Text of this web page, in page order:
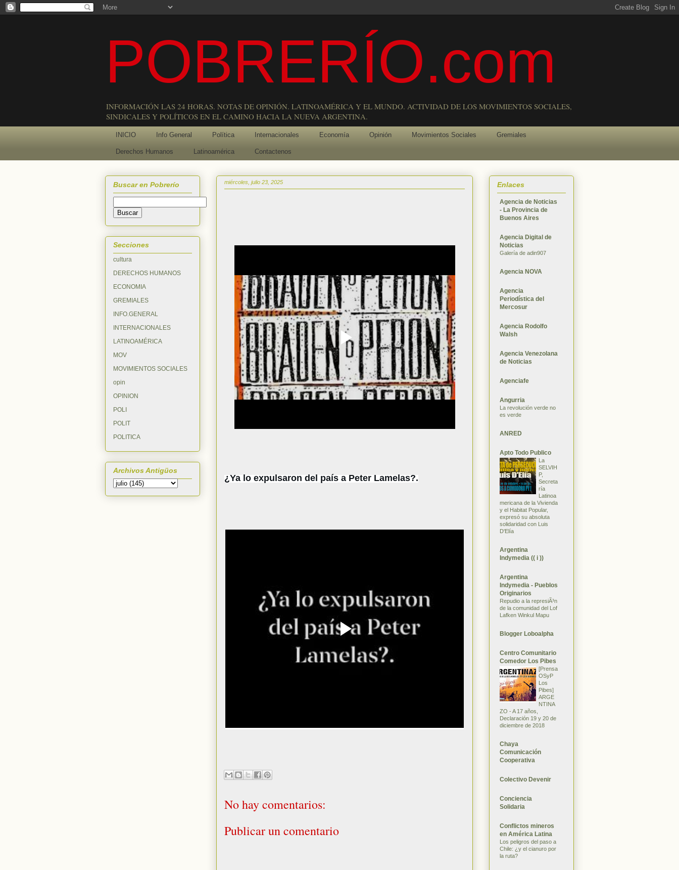
POBRERÍO.com
INFORMACIÓN LAS 24 HORAS. NOTAS DE OPINIÓN. LATINOAMÉRICA Y EL MUNDO. ACTIVIDAD DE LOS MOVIMIENTOS SOCIALES,
SINDICALES Y POLÍTICOS EN EL CAMINO HACIA LA NUEVA ARGENTINA.
INICIO Info General Política Internacionales Economía Opinión Movimientos Sociales Gremiales
Derechos Humanos Latinoamérica Contactenos
miércoles, julio 23, 2025
¿Ya lo expulsaron del país a Peter Lamelas?.
No hay comentarios:
Publicar un comentario
Buscar en Pobrerío
Secciones
cultura
DERECHOS HUMANOS
ECONOMIA
GREMIALES
INFO.GENERAL
INTERNACIONALES
LATINOAMÉRICA
MOV
MOVIMIENTOS SOCIALES
opin
OPINION
POLI
POLIT
POLITICA
Archivos Antigüos
Enlaces
Agencia de Noticias
- La Provincia de
Buenos Aires
Agencia Digital de
Noticias
Galería de adin907
Agencia NOVA
Agencia
Periodística del
Mercosur
Agencia Rodolfo
Walsh
Agencia Venezolana
de Noticias
Agenciafe
Angurria
La revolución verde no
es verde
ANRED
Apto Todo Publico
La
SELVIH
P,
Secreta
ría
Latinoa
mericana de la Vivienda
y el Habitat Popular,
expresó su absoluta
solidaridad con Luis
D'Elía
Argentina
Indymedia (( i ))
Argentina
Indymedia - Pueblos
Originarios
Repudio a la represiÃ³n
de la comunidad del Lof
Lafken Winkul Mapu
Blogger Loboalpha
Centro Comunitario
Comedor Los Pibes
[Prensa
OSyP
Los
Pibes]
ARGE
NTINA
ZO - A 17 años,
Declaración 19 y 20 de
diciembre de 2018
Chaya
Comunicación
Cooperativa
Colectivo Devenir
Conciencia
Solidaria
Conflictos mineros
en América Latina
Los peligros del paso a
Chile: ¿y el cianuro por
la ruta?